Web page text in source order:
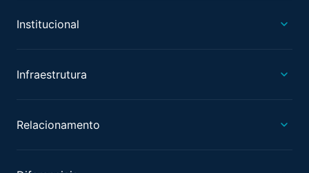
Institucional
Infraestrutura
Relacionamento